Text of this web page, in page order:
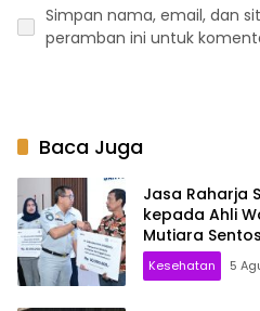
Simpan nama, email, dan
peramban ini untuk
Baca Juga
Jasa Raharja
kepada Ahli
Mutiara
Kesehatan 5